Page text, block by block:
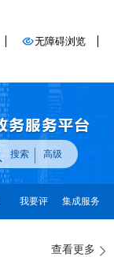
无障碍浏览
搜索 高级
我要评 集成服务
查看更多